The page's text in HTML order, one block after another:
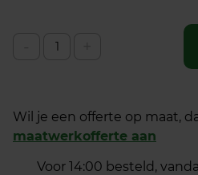
Wil je een offerte op maat,
maatwerkofferte aan
Voor 14:00 besteld,